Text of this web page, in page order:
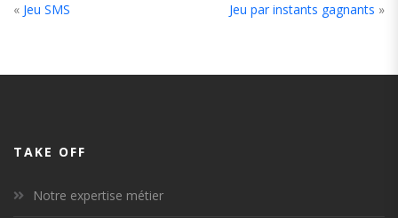
« Jeu SMS Jeu par instants gagnants »
TAKE OFF
Notre expertise métier